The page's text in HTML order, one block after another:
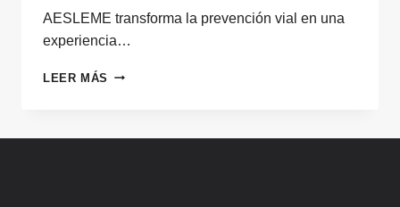
AESLEME transforma la prevención vial en una
experiencia…
LEER MÁS PREVENCIÓN